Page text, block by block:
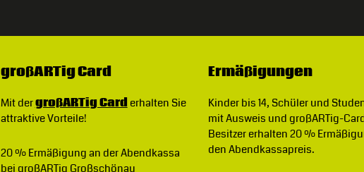
großARTig Card
Mit dergroßARTig Carderhalten Sie
attraktive Vorteile!
20 % Ermäßigungan der Abendkassa
bei großARTig Großschönau
Ermäßigungen
Kinder bis 14, Schüler und
mit Ausweis und großARTig-
Besitzer erhalten 20 %
den Abendkassapreis.